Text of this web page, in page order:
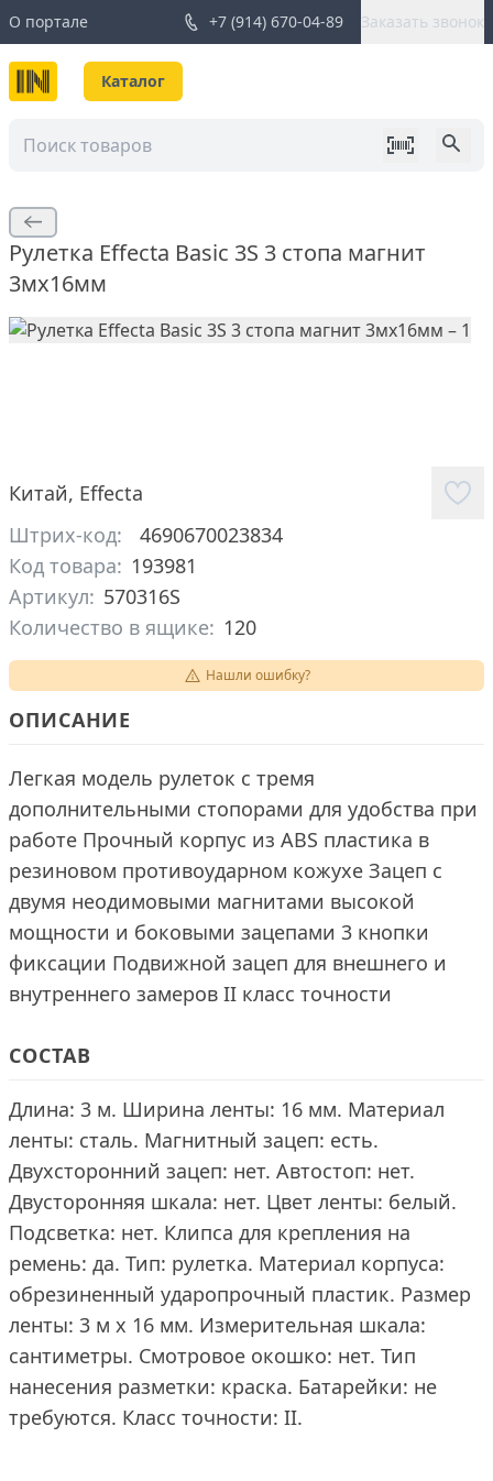
О портале +7 (914) 670-04-89 Заказать звонок
Каталог
Рулетка Effecta Basic 3S 3 стопа магнит
3мх16мм
Китай, Effecta
Штрих-код:
4690670023834
Код товара: 193981
Артикул: 570316S
Количество в ящике: 120
Нашли ошибку?
ОПИСАНИЕ
Легкая модель рулеток с тремя
дополнительными стопорами для удобства при
работе Прочный корпус из ABS пластика в
резиновом противоударном кожухе Зацеп с
двумя неодимовыми магнитами высокой
мощности и боковыми зацепами 3 кнопки
фиксации Подвижной зацеп для внешнего и
внутреннего замеров II класс точности
СОСТАВ
Длина: 3 м. Ширина ленты: 16 мм. Материал
ленты: сталь. Магнитный зацеп: есть.
Двухсторонний зацеп: нет. Автостоп: нет.
Двусторонняя шкала: нет. Цвет ленты: белый.
Подсветка: нет. Клипса для крепления на
ремень: да. Тип: рулетка. Материал корпуса:
обрезиненный ударопрочный пластик. Размер
ленты: 3 м х 16 мм. Измерительная шкала:
сантиметры. Смотровое окошко: нет. Тип
нанесения разметки: краска. Батарейки: не
требуются. Класс точности: II.